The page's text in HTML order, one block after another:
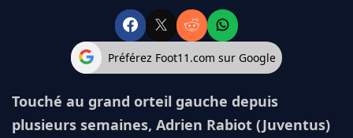
Préférez Foot11.com sur Google
Touché au grand orteil gauche depuis
plusieurs semaines, Adrien Rabiot (Juventus)